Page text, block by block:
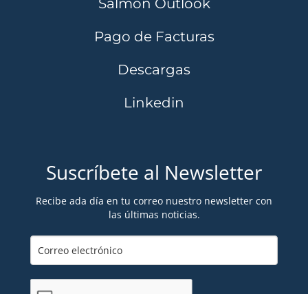
Salmon Outlook
Pago de Facturas
Descargas
Linkedin
Suscríbete al Newsletter
Recibe ada día en tu correo nuestro newsletter con
las últimas noticias.